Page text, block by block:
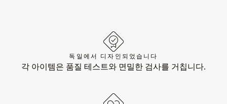
독일에서 디자인되었습니다
각 아이템은 품질 테스트와 면밀한 검사를 거칩니다.